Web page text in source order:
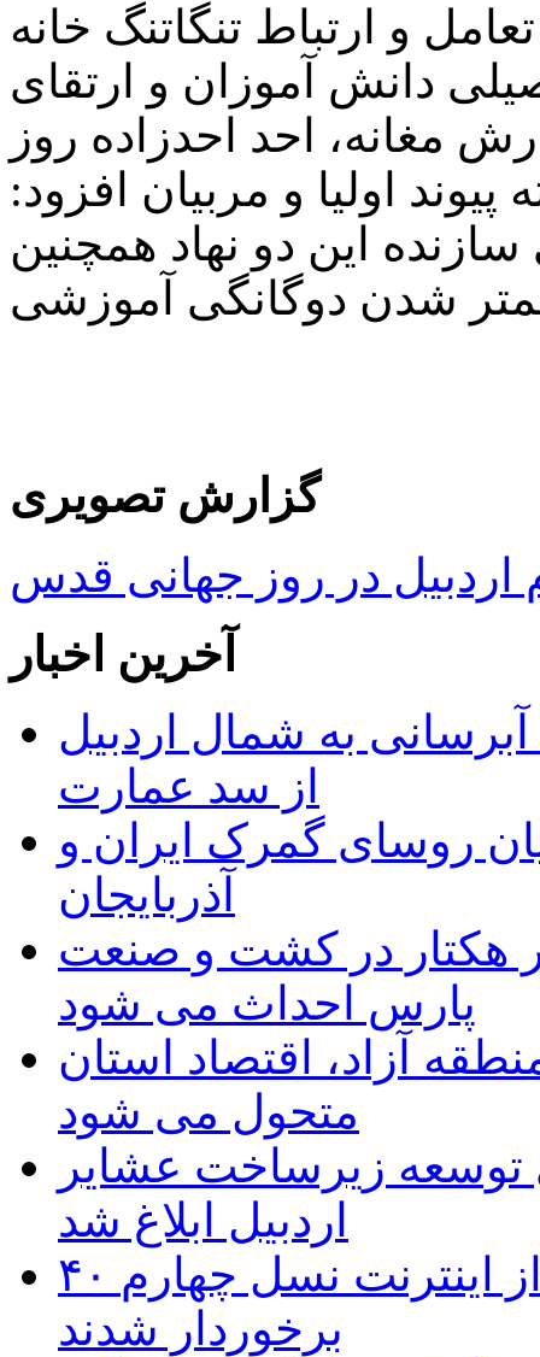
و ارتباط تنگاتنگ خانه
دانش آموزان و ارتقای
مغانه، احد احدزاده روز
اولیا و مربیان افزود:
این دو نهاد همچنین
گزارش تصویری
در روز جهانی قدس
آخرین اخبار
ماده ۲۳ طرح آبرسانی به شمال اردبیل
از سد عمارت
روسای گمرک ایران و
آذربایجان
هکتار در کشت و صنعت
پارس احداث می شود
آزاد، اقتصاد استان
متحول می شود
برای توسعه زیرساخت عشایر
اردبیل ابلاغ شد
۴۰ روستای شهرستان گِرمی از اینترنت نسل چهارم
برخوردار شدند